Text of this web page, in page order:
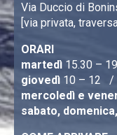
Via Duccio di
[via privata,
ORARI
martedì 15.30 –
giovedì 10 – 12 /
mercoledì e
sabato,